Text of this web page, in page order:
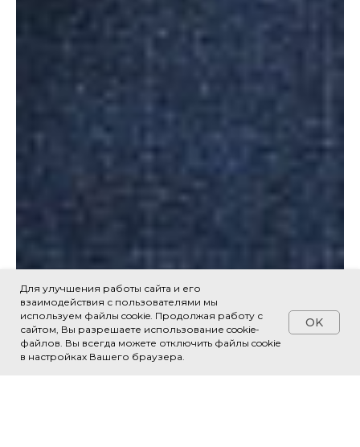
Для улучшения работы сайта и его
взаимодействия с пользователями мы
используем файлы cookie. Продолжая работу с
сайтом, Вы разрешаете использование cookie-
файлов. Вы всегда можете отключить файлы cookie
в настройках Вашего браузера.
OK